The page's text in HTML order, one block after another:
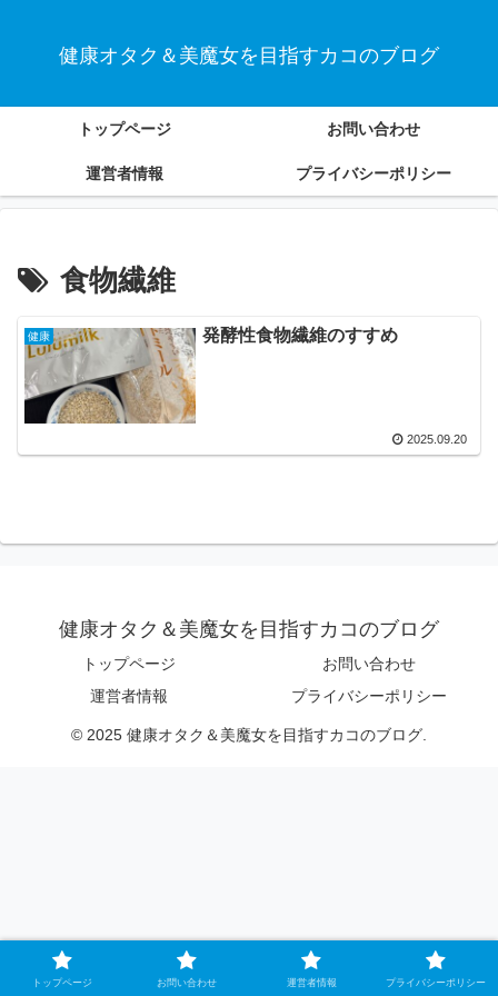
健康オタク＆美魔女を目指すカコのブログ
トップページ お問い合わせ
運営者情報 プライバシーポリシー
食物繊維
健康 発酵性食物繊維のすすめ
2025.09.20
健康オタク＆美魔女を目指すカコのブログ
トップページ
お問い合わせ
運営者情報
プライバシーポリシー
© 2025 健康オタク＆美魔女を目指すカコのブログ.
トップページ お問い合わせ 運営者情報 プライバシーポリシー